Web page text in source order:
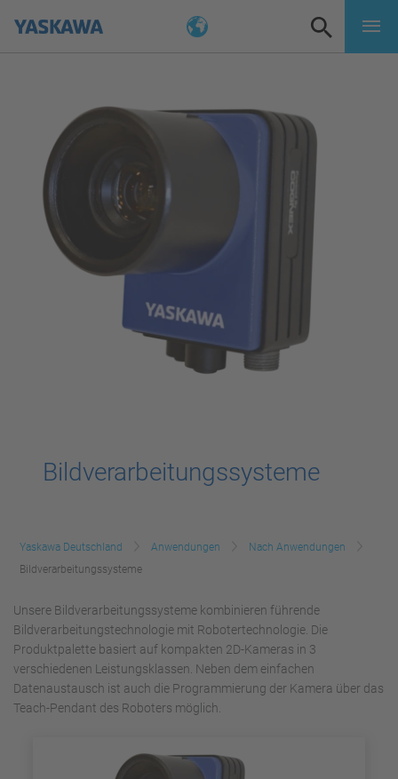
Bildverarbeitungssysteme
Yaskawa Deutschland Anwendungen
Nach Anwendungen
Bildverarbeitungssysteme
Unsere Bildverarbeitungssysteme kombinieren führende
Bildverarbeitungstechnologie mit Robotertechnologie. Die
Produktpalette basiert auf kompakten 2D-Kameras in 3
verschiedenen Leistungsklassen. Neben dem einfachen
Datenaustausch ist auch die Programmierung der Kamera über das
Teach-Pendant des Roboters möglich.